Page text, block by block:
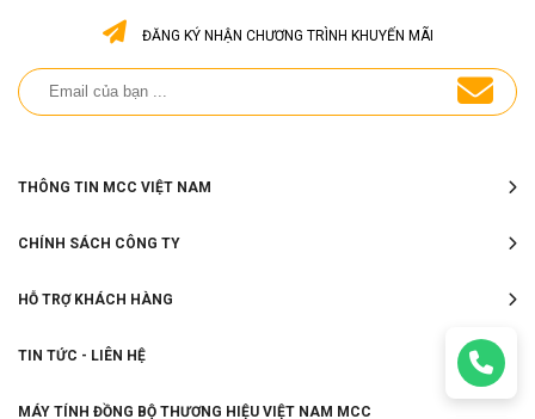
ĐĂNG KÝ NHẬN CHƯƠNG TRÌNH KHUYẾN MÃI
THÔNG TIN MCC VIỆT NAM
CHÍNH SÁCH CÔNG TY
HỖ TRỢ KHÁCH HÀNG
TIN TỨC - LIÊN HỆ
MÁY TÍNH ĐỒNG BỘ THƯƠNG HIỆU VIỆT NAM MCC